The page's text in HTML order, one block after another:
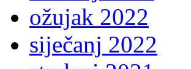
ožujak 2022
siječanj 2022